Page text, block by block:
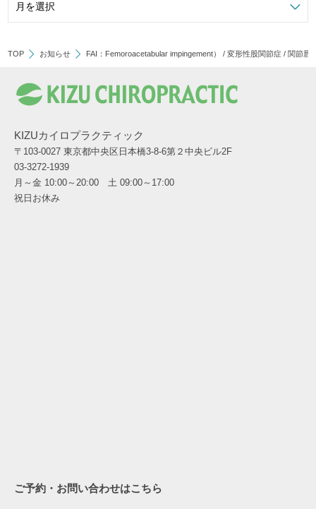
TOP お知らせ FAI：Femoroacetabular impingement） /変形性股関節症 /関節唇
KIZUカイロプラクティック
〒103-0027 東京都中央区日本橋3-8-6第２中央ビル2F
03-3272-1939
月～金 10:00～20:00 土 09:00～17:00
祝日お休み
ご予約・お問い合わせはこちら